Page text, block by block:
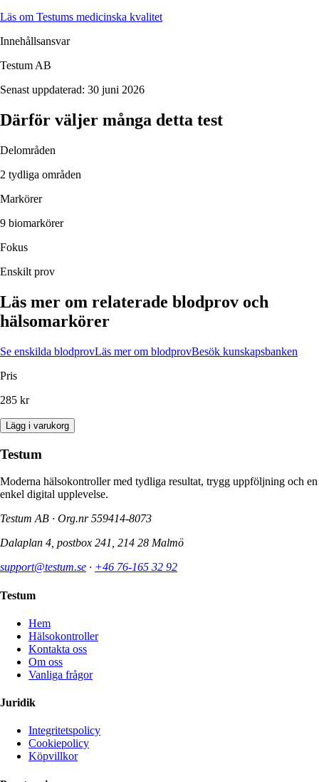
Läs om Testums medicinska kvalitet
Innehållsansvar
Testum AB
Senast uppdaterad: 30 juni 2026
Därför väljer många detta test
Delområden
2 tydliga områden
Markörer
9 biomarkörer
Fokus
Enskilt prov
Läs mer om relaterade blodprov och
hälsomarkörer
Se enskilda blodprovLäs mer om blodprovBesök kunskapsbanken
Pris
285 kr
Lägg i varukorg
Testum
Moderna hälsokontroller med tydliga resultat, trygg uppföljning och en
enkel digital upplevelse.
Testum AB · Org.nr559414-8073
Dalaplan 4, postbox 241, 214 28 Malmö
support@testum.se · +46 76-165 32 92
Testum
Hem
Hälsokontroller
Kontakta oss
Om oss
Vanliga frågor
Juridik
Integritetspolicy
Cookiepolicy
Köpvillkor